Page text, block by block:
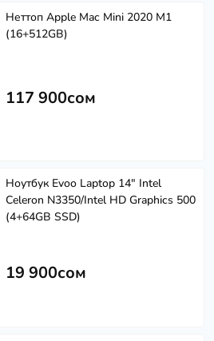
Неттоп Apple Mac Mini 2020 M1
(16+512GB)
117 900сом
Ноутбук Evoo Laptop 14" Intel
Celeron N3350/Intel HD Graphics 500
(4+64GB SSD)
19 900сом